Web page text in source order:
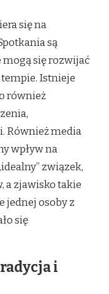
się na
są
mogą się rozwijać
Istnieje
również
Również media
wpływ na
związek,
a zjawisko takie
jednej osoby z
się
i